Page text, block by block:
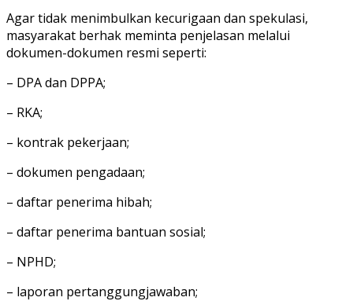
Agar tidak menimbulkan kecurigaan dan spekulasi,
masyarakat berhak meminta penjelasan melalui
dokumen-dokumen resmi seperti:
– DPA dan DPPA;
– RKA;
– kontrak pekerjaan;
– dokumen pengadaan;
– daftar penerima hibah;
– daftar penerima bantuan sosial;
– NPHD;
– laporan pertanggungjawaban;